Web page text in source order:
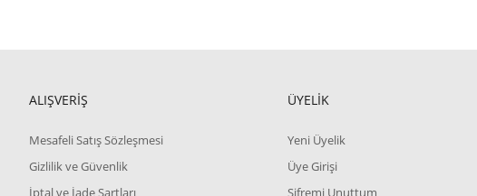
ALIŞVERİŞ
Mesafeli Satış Sözleşmesi
Gizlilik ve Güvenlik
İptal ve İade Şartları
ÜYELİK
Yeni Üyelik
Üye Girişi
Şifremi Unuttum